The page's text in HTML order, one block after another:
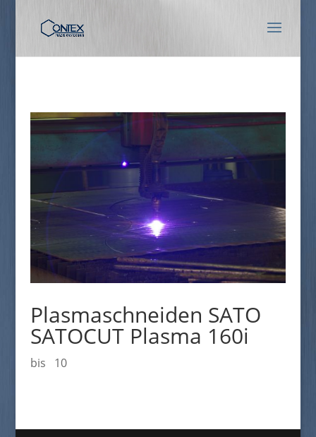
Plasmaschneiden SATO
SATOCUT Plasma 160i
bis 10